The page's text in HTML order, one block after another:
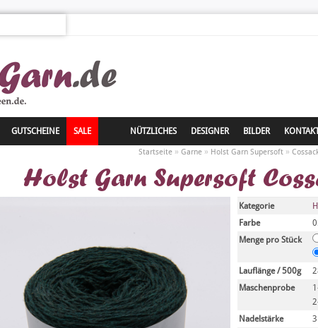
GUTSCHEINE SALE NÜTZLICHES DESIGNER BILDER
Startseite » Garne » Holst Garn Supersoft »
Holst Garn Supersoft
Kategorie
Farbe
Menge pro Stück
Lauflänge / 500g
Maschenprobe
Nadelstärke